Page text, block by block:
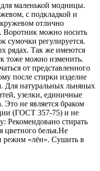
маленькой модницы.
с подкладкой и
отлично
Воротник можно носить
сумочки регулируется.
рядах. Так же имеются
тоже можно изменить.
от представленного
после стирки изделие
Для натуральных льняных
узелки, единичные
Это не является браком
(ГОСТ 357-75) и не
Рекомендовано стирать
белья.Не
режим «лён». Сушить в